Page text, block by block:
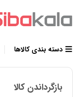
دسته بندی کالاها
بازگرداندن کالا